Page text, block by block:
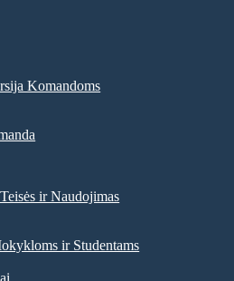
Komandoms
ir Naudojimas
ir Studentams